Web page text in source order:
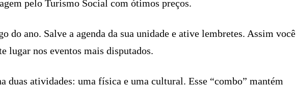
pelo Turismo Social com ótimos preços.
do ano. Salve a agenda da sua unidade e ative lembretes. Assim você
lugar nos eventos mais disputados.
duas atividades: uma física e uma cultural. Esse “combo” mantém